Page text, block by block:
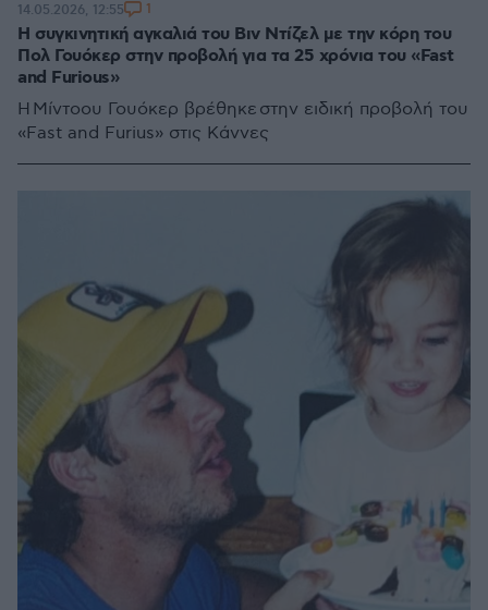
Η συγκινητική αγκαλιά του Βιν Ντίζελ με την κόρη του
Πολ Γουόκερ στην προβολή για τα 25 χρόνια του «Fast
and Furious»
Η Μίντοου Γουόκερ βρέθηκε στην ειδική προβολή του
«Fast and Furius» στις Κάννες
14.05.2026, 12:55 1